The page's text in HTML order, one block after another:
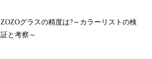
ZOZOグラスの精度は?～カラーリストの検
証と考察～